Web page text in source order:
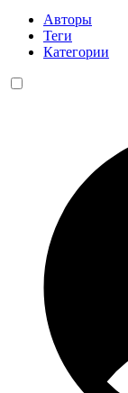
Авторы
Теги
Категории